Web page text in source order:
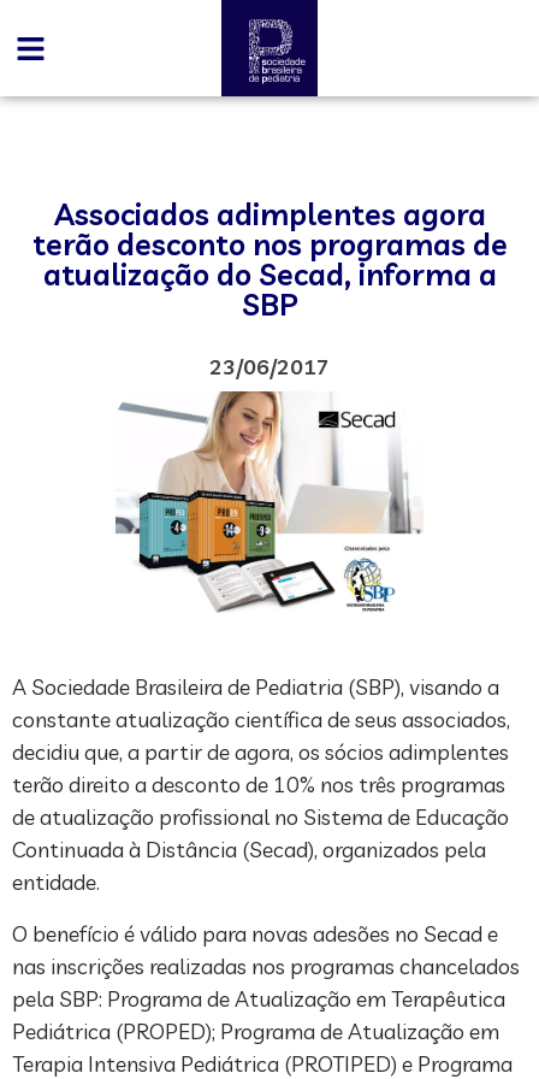
Associados adimplentes agora
terão desconto nos programas de
atualização do Secad, informa a
SBP
23/06/2017
A Sociedade Brasileira de Pediatria (SBP), visando a
constante atualização científica de seus associados,
decidiu que, a partir de agora, os sócios adimplentes
terão direito a desconto de 10% nos três programas
de atualização profissional no Sistema de Educação
Continuada à Distância (Secad), organizados pela
entidade.
O benefício é válido para novas adesões no Secad e
nas inscrições realizadas nos programas chancelados
pela SBP: Programa de Atualização em Terapêutica
Pediátrica (PROPED); Programa de Atualização em
Terapia Intensiva Pediátrica (PROTIPED) e Programa